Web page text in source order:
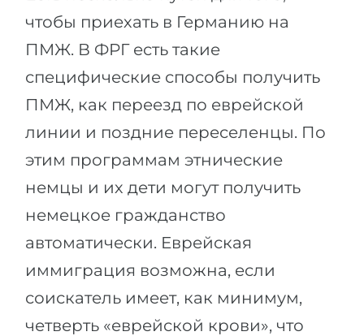
чтобы приехать в Германию на
ПМЖ. В ФРГ есть такие
специфические способы получить
ПМЖ, как переезд по еврейской
линии и поздние переселенцы. По
этим программам этнические
немцы и их дети могут получить
немецкое гражданство
автоматически. Еврейская
иммиграция возможна, если
соискатель имеет, как минимум,
четверть «еврейской крови», что